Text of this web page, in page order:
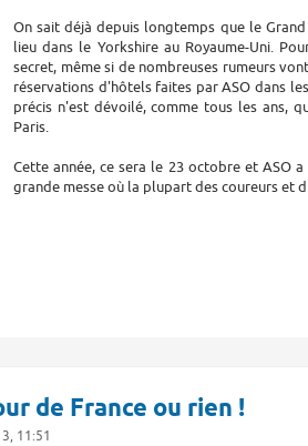
On sait déjà depuis longtemps que le
lieu dans le Yorkshire au Royaume-Uni.
secret, même si de nombreuses rumeurs
réservations d'hôtels faites par ASO dans
précis n'est dévoilé, comme tous les ans,
Paris.
Cette année, ce sera le 23 octobre et ASO
grande messe où la plupart des coureurs et
de France ou rien !
11:51